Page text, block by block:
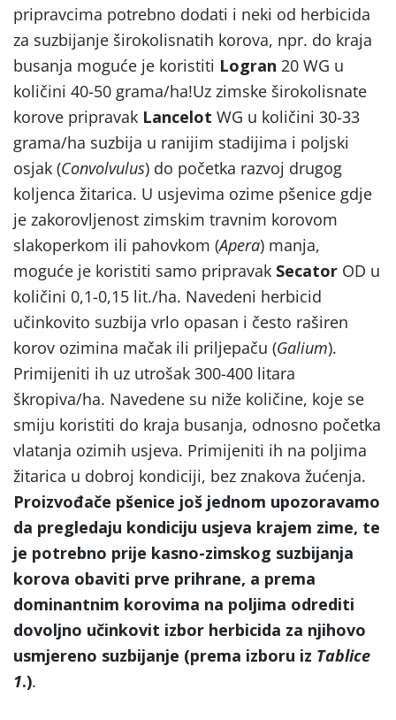
pripravcima potrebno dodati i neki od herbicida
za suzbijanje širokolisnatih korova, npr. do kraja
busanja moguće je koristiti Logran 20 WG u
količini 40-50 grama/ha!Uz zimske širokolisnate
korove pripravak Lancelot WG u količini 30-33
grama/ha suzbija u ranijim stadijima i poljski
osjak (Convolvulus) do početka razvoj drugog
koljenca žitarica. U usjevima ozime pšenice gdje
je zakorovljenost zimskim travnim korovom
slakoperkom ili pahovkom (Apera) manja,
moguće je koristiti samo pripravak Secator OD u
količini 0,1-0,15 lit./ha. Navedeni herbicid
učinkovito suzbija vrlo opasan i često raširen
korov ozimina mačak ili priljepaču (Galium).
Primijeniti ih uz utrošak 300-400 litara
škropiva/ha. Navedene su niže količine, koje se
smiju koristiti do kraja busanja, odnosno početka
vlatanja ozimih usjeva. Primijeniti ih na poljima
žitarica u dobroj kondiciji, bez znakova žućenja.
Proizvođače pšenice još jednom upozoravamo
da pregledaju kondiciju usjeva krajem zime, te
je potrebno prije kasno-zimskog suzbijanja
korova obaviti prve prihrane, a prema
dominantnim korovima na poljima odrediti
dovoljno učinkovit izbor herbicida za njihovo
usmjereno suzbijanje (prema izboru iz Tablice
1.).